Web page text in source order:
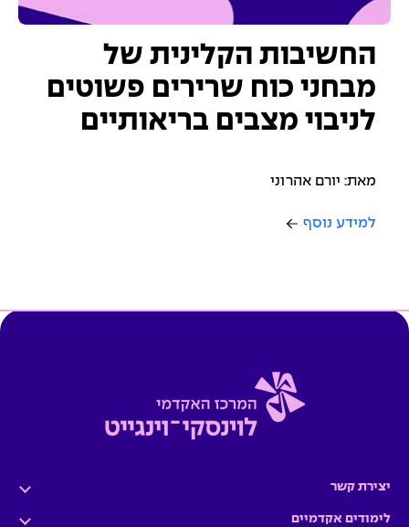
החשיבות הקלינית של
מבחני כוח שרירים פשוטים
לניבוי מצבים בריאותיים
מאת: יורם אהרוני
למידע נוסף
יצירת קשר
לימודים אקדמיים